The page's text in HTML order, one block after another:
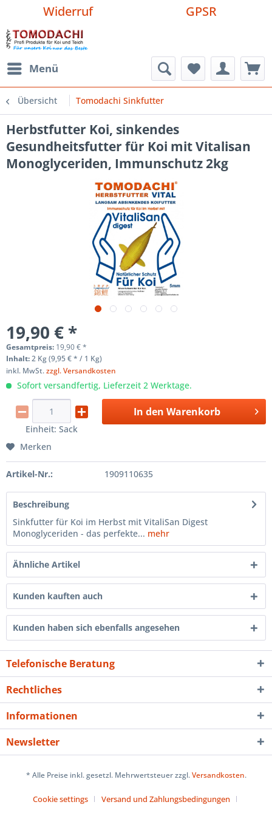
Widerruf GPSR
Menü
Übersicht Tomodachi Sinkfutter
Herbstfutter Koi, sinkendes
Gesundheitsfutter für Koi mit Vitalisan
Monoglyceriden, Immunschutz 2kg
19,90 € *
Gesamtpreis: 19,90€*
Inhalt:2 Kg (9,95 € * / 1 Kg)
inkl. MwSt.zzgl. Versandkosten
Sofort versandfertig, Lieferzeit 2 Werktage.
Einheit: Sack
In den Warenkorb
Merken
Artikel-Nr.: 1909110635
Beschreibung
Sinkfutter für Koi im Herbst mit VitaliSan Digest
Monoglyceriden - das perfekte... mehr
Ähnliche Artikel
Kunden kauften auch
Kunden haben sich ebenfalls angesehen
Telefonische Beratung
Rechtliches
Informationen
Newsletter
* Alle Preise inkl. gesetzl. Mehrwertsteuer zzgl.Versandkosten.
Cookie settings
Versand und Zahlungsbedingungen